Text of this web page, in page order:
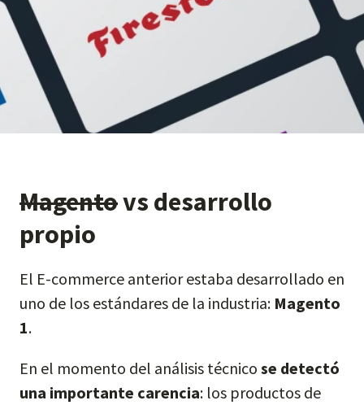
Magentovs desarrollo
propio
El E-commerce anterior estaba desarrollado en
uno de los estándares de la industria: Magento
1.
En el momento del análisis técnico se detectó
una importante carencia: los productos de